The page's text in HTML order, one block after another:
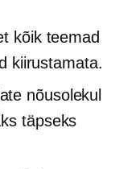
kõik teemad
kiirustamata.
nõusolekul
täpseks